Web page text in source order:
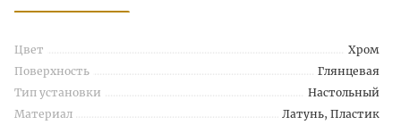
Цвет
Хром
Поверхность
Глянцевая
Тип установки
Настольный
Материал
Латунь, Пластик